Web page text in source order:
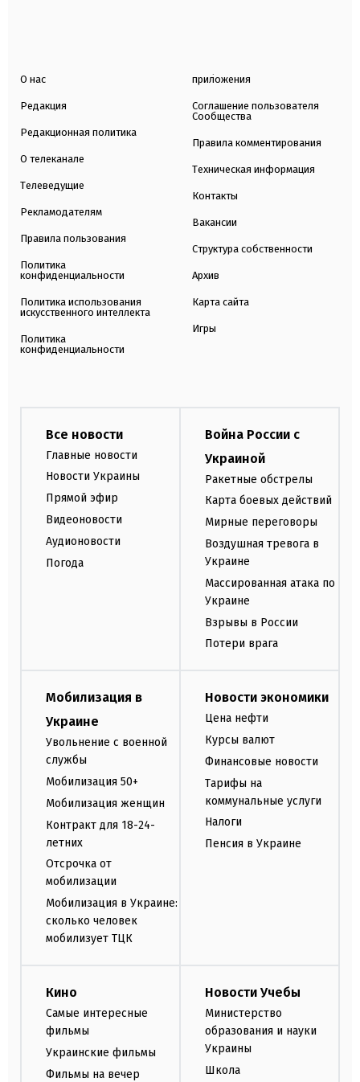
О нас
Редакция
Редакционная политика
О телеканале
Телеведущие
Рекламодателям
Правила пользования
Политика
конфиденциальности
Политика использования
искусственного интеллекта
Политика
конфиденциальности
приложения
Соглашение пользователя
Сообщества
Правила комментирования
Техническая информация
Контакты
Вакансии
Структура собственности
Архив
Карта сайта
Игры
Все новости
Главные новости
Новости Украины
Прямой эфир
Видеоновости
Аудионовости
Погода
Война России с
Украиной
Ракетные обстрелы
Карта боевых действий
Мирные переговоры
Воздушная тревога в
Украине
Массированная атака по
Украине
Взрывы в России
Потери врага
Мобилизация в
Украине
Увольнение с военной
службы
Мобилизация 50+
Мобилизация женщин
Контракт для 18-24-
летних
Отсрочка от
мобилизации
Мобилизация в Украине:
сколько человек
мобилизует ТЦК
Новости экономики
Цена нефти
Курсы валют
Финансовые новости
Тарифы на
коммунальные услуги
Налоги
Пенсия в Украине
Кино
Самые интересные
фильмы
Украинские фильмы
Фильмы на вечер
Новости Учебы
Министерство
образования и науки
Украины
Школа